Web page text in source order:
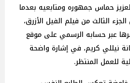
حماس جمهوره ومتابعيه بعدما
الثالث من فيلم الفيل الأزرق،
عبر حسابه الرسمي على موقع
نيللي كريم، في إشارة واضحة
للعمل المنتظر.